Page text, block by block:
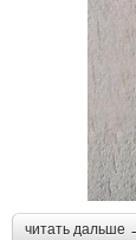
читать дальше